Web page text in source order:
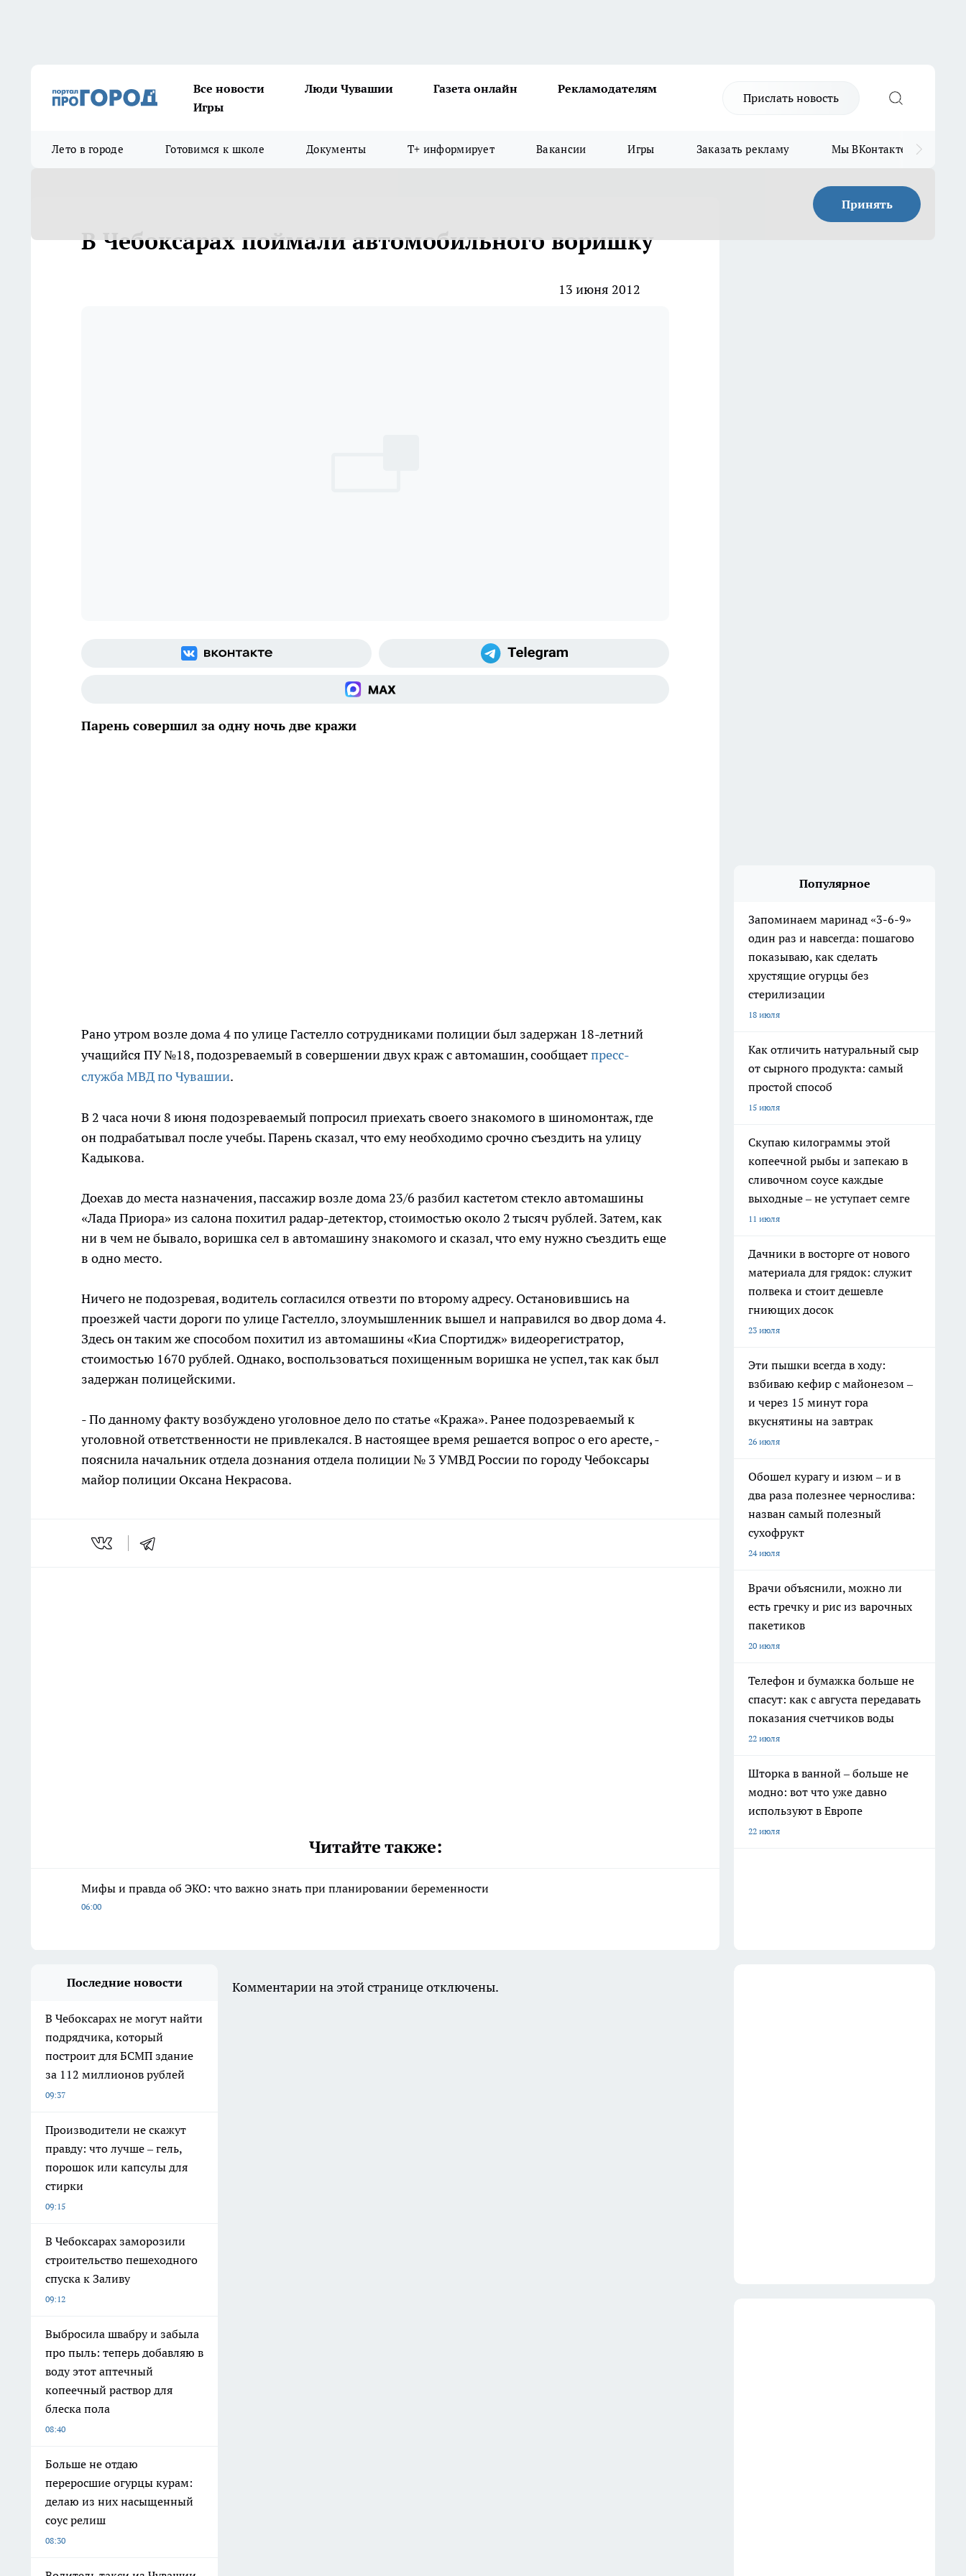
Все новости Люди Чувашии Газета онлайн
Рекламодателям
Игры
Прислать новость
Лето в городе Готовимся к школе Документы Т+ информирует Вакансии Игры Заказать рекламу Мы ВКонтакте
Принять
В Чебоксарах поймали автомобильного воришку
13 июня 2012
Парень совершил за одну ночь две кражи
Рано утром возле дома 4 по улице Гастелло сотрудниками полиции был задержан 18-летний
учащийся ПУ №18, подозреваемый в совершении двух краж с автомашин, сообщаетпресс-
служба МВД по Чувашии.
В 2 часа ночи 8 июня подозреваемый попросил приехать своего знакомого в шиномонтаж, где
он подрабатывал после учебы. Парень сказал, что ему необходимо срочно съездить на улицу
Кадыкова.
Доехав до места назначения, пассажир возле дома 23/6 разбил кастетом стекло автомашины
«Лада Приора» из салона похитил радар-детектор, стоимостью около 2 тысяч рублей. Затем, как
ни в чем не бывало, воришка сел в автомашину знакомого и сказал, что ему нужно съездить еще
в одно место.
Ничего не подозревая, водитель согласился отвезти по второму адресу. Остановившись на
проезжей части дороги по улице Гастелло, злоумышленник вышел и направился во двор дома 4.
Здесь он таким же способом похитил из автомашины «Киа Спортидж» видеорегистратор,
стоимостью 1670 рублей. Однако, воспользоваться похищенным воришка не успел, так как был
задержан полицейскими.
- По данному факту возбуждено уголовное дело по статье «Кража». Ранее подозреваемый к
уголовной ответственности не привлекался. В настоящее время решается вопрос о его аресте, -
пояснила начальник отдела дознания отдела полиции № 3 УМВД России по городу Чебоксары
майор полиции Оксана Некрасова.
Читайте также:
Мифы и правда об ЭКО: что важно знать при планировании беременности
06:00
Популярное
Запоминаем маринад «3-6-9»
один раз и навсегда: пошагово
показываю, как сделать
хрустящие огурцы без
стерилизации
18 июля
Как отличить натуральный сыр
от сырного продукта: самый
простой способ
15 июля
Скупаю килограммы этой
копеечной рыбы и запекаю в
сливочном соусе каждые
выходные – не уступает семге
11 июля
Дачники в восторге от нового
материала для грядок: служит
полвека и стоит дешевле
гниющих досок
23 июля
Эти пышки всегда в ходу:
взбиваю кефир с майонезом –
и через 15 минут гора
вкуснятины на завтрак
26 июля
Обошел курагу и изюм – и в
два раза полезнее чернослива:
назван самый полезный
сухофрукт
24 июля
Врачи объяснили, можно ли
есть гречку и рис из варочных
пакетиков
20 июля
Телефон и бумажка больше не
спасут: как с августа передавать
показания счетчиков воды
22 июля
Шторка в ванной – больше не
модно: вот что уже давно
используют в Европе
22 июля
Последние новости
В Чебоксарах не могут найти
подрядчика, который
построит для БСМП здание
за 112 миллионов рублей
09:37
Производители не скажут
правду: что лучше – гель,
порошок или капсулы для
стирки
09:15
В Чебоксарах заморозили
строительство пешеходного
спуска к Заливу
09:12
Выбросила швабру и забыла
про пыль: теперь добавляю в
воду этот аптечный
копеечный раствор для
блеска пола
08:40
Больше не отдаю
переросшие огурцы курам:
делаю из них насыщенный
соус релиш
08:30
Комментарии на этой странице отключены.